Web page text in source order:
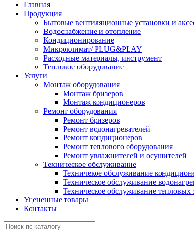
Главная
Продукция
Бытовые вентиляционные установки и
Водоснабжение и отопление
Кондиционирование
Микроклимат/ PLUG&PLAY
Расходные материалы, инструмент
Тепловое оборудование
Услуги
Монтаж оборудования
Монтаж бризеров
Монтаж кондиционеров
Ремонт оборудования
Ремонт бризеров
Ремонт водонагревателей
Ремонт кондиционеров
Ремонт теплового оборудования
Ремонт увлажнителей и осушителей
Техническое обслуживание
Техничекое обслуживание
Техническое обслуживание
Техническое обслуживание тепловых
Уцененные товары
Контакты